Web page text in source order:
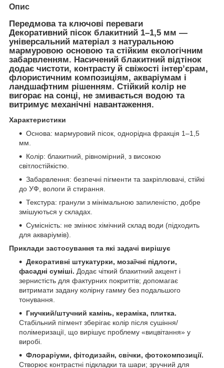
Опис
Передмова та ключові переваги
Декоративний пісок блакитний 1–1,5 мм —
універсальний матеріал з натуральною
мармуровою основою та стійким екологічним
забарвленням. Насичений блакитний відтінок
додає чистоти, контрасту й свіжості інтер’єрам,
флористичним композиціям, акваріумам і
ландшафтним рішенням. Стійкий колір не
вигорає на сонці, не змивається водою та
витримує механічні навантаження.
Характеристики
Основа: мармуровий пісок, однорідна фракція 1–1,5
мм.
Колір: блакитний, рівномірний, з високою
світлостійкістю.
Забарвлення: безпечні пігменти та закріплювачі, стійкі
до УФ, вологи й стирання.
Текстура: гранули з мінімальною запиленістю, добре
змішуються у складах.
Сумісність: не змінює хімічний склад води (підходить
для акваріумів).
Приклади застосування та які задачі вирішує
Декоративні штукатурки, мозаїчні підлоги,
фасадні суміші. Додає чіткий блакитний акцент і
зернистість для фактурних покриттів; допомагає
витримати задану колірну гамму без подальшого
тонування.
Гнучкий/штучний камінь, кераміка, плитка.
Стабільний пігмент зберігає колір після сушіння/
полімеризації, що вирішує проблему «вицвітання» у
виробі.
Флораріуми, фітодизайн, свічки, фотокомпозиції.
Створює контрастні підкладки та шари; зручний для